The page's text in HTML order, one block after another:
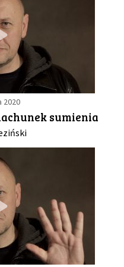
2020
sumienia